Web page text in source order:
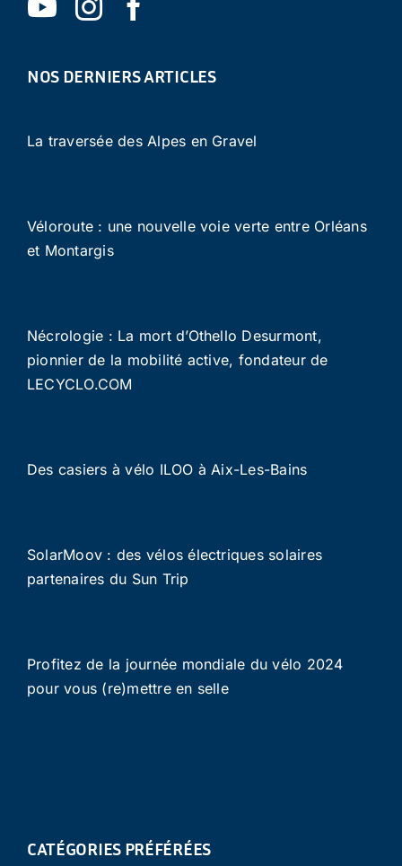
NOS DERNIERS ARTICLES
La traversée des Alpes en Gravel
Véloroute : une nouvelle voie verte entre Orléans
et Montargis
Nécrologie : La mort d’Othello Desurmont,
pionnier de la mobilité active, fondateur de
LECYCLO.COM
Des casiers à vélo ILOO à Aix-Les-Bains
SolarMoov : des vélos électriques solaires
partenaires du Sun Trip
Profitez de la journée mondiale du vélo 2024
pour vous (re)mettre en selle
CATÉGORIES PRÉFÉRÉES